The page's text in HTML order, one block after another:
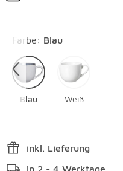
Farbe: Blau
Blau Weiß
inkl. Lieferung
in 2 - 4 Werktage